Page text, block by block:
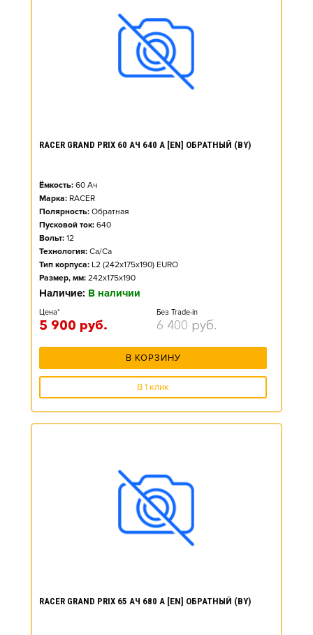
RACER GRAND PRIX 60 АЧ 640 А [EN] ОБРАТНЫЙ (BY)
Ёмкость: 60 Ач
Марка: RACER
Полярность: Обратная
Пусковой ток: 640
Вольт: 12
Технология: Ca/Ca
Тип корпуса: L2 (242x175x190) EURO
Размер, мм: 242x175x190
Наличие: В наличии
Цена*
5 900 руб.
Без Trade-in
6 400 руб.
В КОРЗИНУ
В 1 клик
RACER GRAND PRIX 65 АЧ 680 А [EN] ОБРАТНЫЙ (BY)